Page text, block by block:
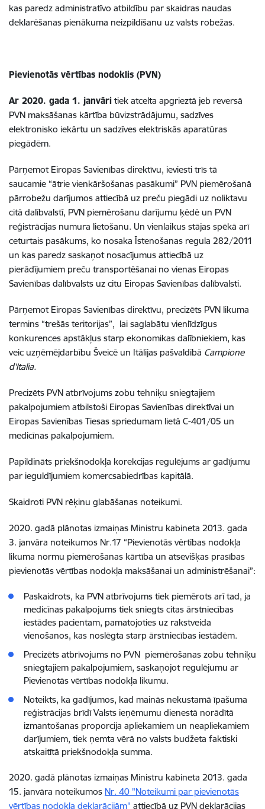
kas paredz administratīvo atbildību par skaidras naudas
deklarēšanas pienākuma neizpildīšanu uz valsts robežas.
Pievienotās vērtības nodoklis (PVN)
Ar 2020. gada 1. janvāri tiek atcelta apgrieztā jeb reversā
PVN maksāšanas kārtība būvizstrādājumu, sadzīves
elektronisko iekārtu un sadzīves elektriskās aparatūras
piegādēm.
Pārņemot Eiropas Savienības direktīvu, ieviesti trīs tā
saucamie “ātrie vienkāršošanas pasākumi” PVN piemērošanā
pārrobežu darījumos attiecībā uz preču piegādi uz noliktavu
citā dalībvalstī, PVN piemērošanu darījumu ķēdē un PVN
reģistrācijas numura lietošanu. Un vienlaikus stājas spēkā arī
ceturtais pasākums, ko nosaka Īstenošanas regula 282/2011
un kas paredz saskaņot nosacījumus attiecībā uz
pierādījumiem preču transportēšanai no vienas Eiropas
Savienības dalībvalsts uz citu Eiropas Savienības dalībvalsti.
Pārņemot Eiropas Savienības direktīvu, precizēts PVN likuma
termins “trešās teritorijas”, lai saglabātu vienlīdzīgus
konkurences apstākļus starp ekonomikas dalībniekiem, kas
veic uzņēmējdarbību Šveicē un Itālijas pašvaldībā Campione
d'Italia.
Precizēts PVN atbrīvojums zobu tehniķu sniegtajiem
pakalpojumiem atbilstoši Eiropas Savienības direktīvai un
Eiropas Savienības Tiesas spriedumam lietā C-401/05 un
medicīnas pakalpojumiem.
Papildināts priekšnodokļa korekcijas regulējums ar gadījumu
par ieguldījumiem komercsabiedrības kapitālā.
Skaidroti PVN rēķinu glabāšanas noteikumi.
2020. gadā plānotas izmaiņas Ministru kabineta 2013. gada
3. janvāra noteikumos Nr.17 “Pievienotās vērtības nodokļa
likuma normu piemērošanas kārtība un atsevišķas prasības
pievienotās vērtības nodokļa maksāšanai un administrēšanai”:
Paskaidrots, ka PVN atbrīvojums tiek piemērots arī tad, ja
medicīnas pakalpojums tiek sniegts citas ārstniecības
iestādes pacientam, pamatojoties uz rakstveida
vienošanos, kas noslēgta starp ārstniecības iestādēm.
Precizēts atbrīvojums no PVN piemērošanas zobu tehniķu
sniegtajiem pakalpojumiem, saskaņojot regulējumu ar
Pievienotās vērtības nodokļa likumu.
Noteikts, ka gadījumos, kad mainās nekustamā īpašuma
reģistrācijas brīdī Valsts ieņēmumu dienestā norādītā
izmantošanas proporcija apliekamiem un neapliekamiem
darījumiem, tiek ņemta vērā no valsts budžeta faktiski
atskaitītā priekšnodokļa summa.
2020. gadā plānotas izmaiņas Ministru kabineta 2013. gada
15. janvāra noteikumos Nr. 40 "Noteikumi par pievienotās
vērtības nodokļa deklarācijām" attiecībā uz PVN deklarācijas